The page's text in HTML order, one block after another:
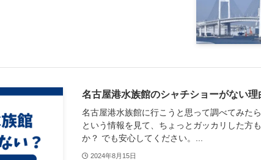
名古屋港水族館のシャチショーがない理
名古屋港水族館に行こうと思って調べてみた
という情報を見て、ちょっとガッカリした方
か？ でも安心してください。...
2024年8月15日